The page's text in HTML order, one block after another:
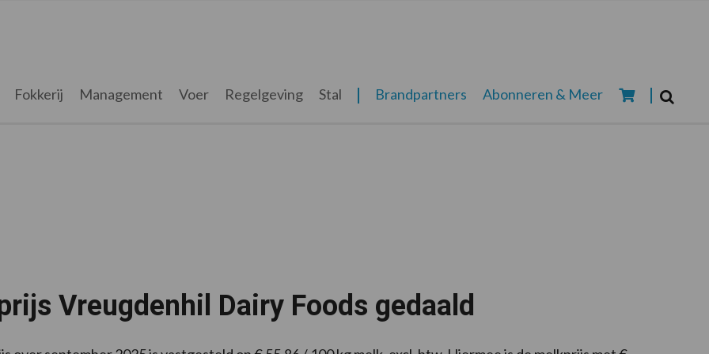
Fokkerij Management Voer Regelgeving Stal Brandpartners Abonneren & Meer
Vreugdenhil Dairy Foods gedaald